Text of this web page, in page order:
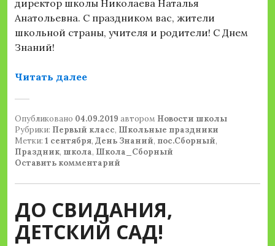
директор школы Николаева Наталья
Анатольевна. С праздником вас, жители
школьной страны, учителя и родители! С Днем
Знаний!
Читать далее«День знаний»
Опубликовано 04.09.2019 автором Новости школы
Рубрики: Первый класс, Школьные праздники
Метки: 1 сентября, День Знаний, пос.Сборный,
Праздник, школа, Школа_Сборный
Оставить комментарий
ДО СВИДАНИЯ,
ДЕТСКИЙ САД!